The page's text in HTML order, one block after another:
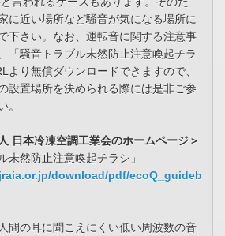
に近い場所など騒音が気になる場所に
下さい。なお、運転音に関する注意事
「騒音トラブル未然防止注意喚起チラ
より無償ダウンロードできますので、
設置場所を決められる際には是非ご参
。
日本冷凍空調工業会のホームページ＞
未然防止注意喚起チラシ」
download/pdf/ecoQ_guideb
間の耳に聞こえにくい低い周波数の音